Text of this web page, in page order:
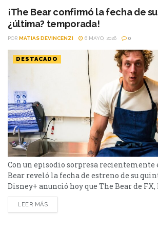
¡The Bear confirmó la fecha de
¿última? temporada!
POR MATIAS DEVINCENZI 6 MAYO, 2026 0
DESTACADO
Con un episodio sorpresa recientemente
Bear reveló la fecha de estreno de su
Disney+ anunció hoy que The Bear de
ganadora del premio Emmy®, estrenará
última temporada el jueves 25 de junio
LEER MÁS